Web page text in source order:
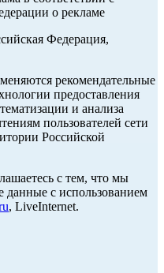
о рекламе
Федерация,
рекомендательные
предоставления
и анализа
пользователей сети
Российской
с тем, что мы
данные с использованием
, LiveInternet.